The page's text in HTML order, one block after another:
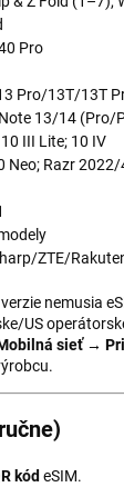
Pro
Pro/13T/13T
13/14 (Pro/
III Lite; 10 IV
Neo; Razr
ZTE/
nemusia
US
sieť →
kód eSIM.